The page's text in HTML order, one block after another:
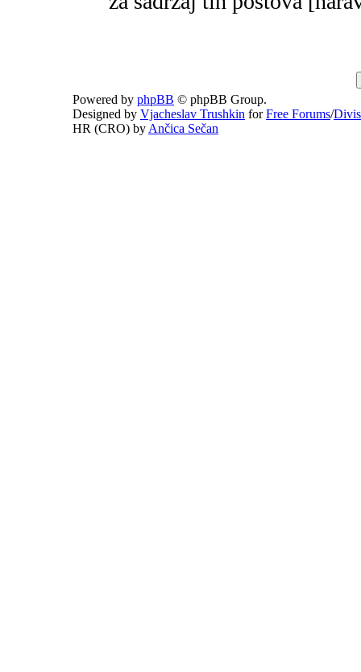
Powered by phpBB © phpBB Group.
Designed by Vjacheslav Trushkin forFree Forums/
HR (CRO) by Ančica Sečan